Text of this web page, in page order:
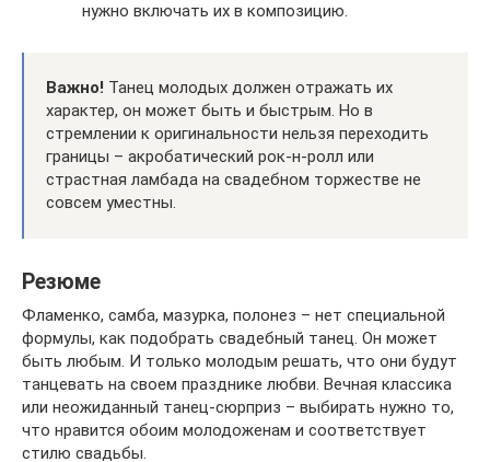
нужно включать их в композицию.
Важно! Танец молодых должен отражать их
характер, он может быть и быстрым. Но в
стремлении к оригинальности нельзя переходить
границы – акробатический рок-н-ролл или
страстная ламбада на свадебном торжестве не
совсем уместны.
Резюме
Фламенко, самба, мазурка, полонез – нет специальной
формулы, как подобрать свадебный танец. Он может
быть любым. И только молодым решать, что они будут
танцевать на своем празднике любви. Вечная классика
или неожиданный танец-сюрприз – выбирать нужно то,
что нравится обоим молодоженам и соответствует
стилю свадьбы.